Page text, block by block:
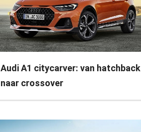
Audi A1 citycarver: van hatchback
naar crossover